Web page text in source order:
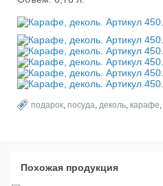
подарок, посуда, деколь, карафе,
Похожая продукция